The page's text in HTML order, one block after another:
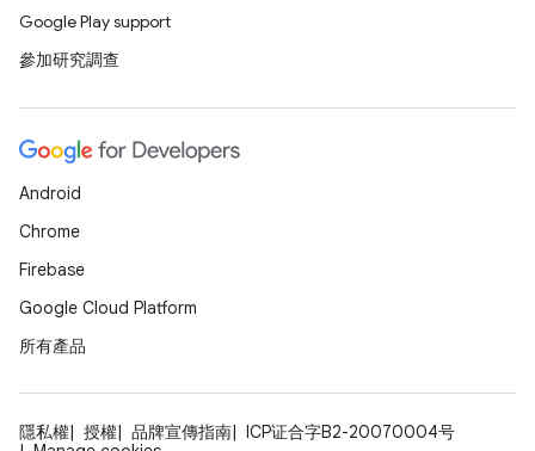
Google Play support
參加研究調查
Android
Chrome
Firebase
Google Cloud Platform
所有產品
隱私權 授權 品牌宣傳指南
ICP证合字B2-20070004号